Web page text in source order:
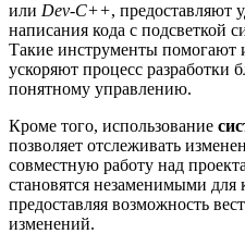
или Dev-C++, предоставляют
написания кода с подсветкой
Такие инструменты помогают
ускоряют процесс разработки
понятному управлению.
Кроме того, использование
позволяет отслеживать
совместную работу над
становятся незаменимыми для
предоставляя возможность
изменений.